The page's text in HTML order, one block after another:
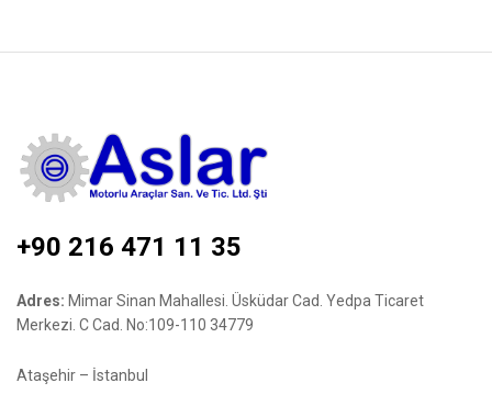
+90 216 471 11 35
Adres: Mimar Sinan Mahallesi. Üsküdar Cad. Yedpa Ticaret
Merkezi. C Cad. No:109-110 34779
Ataşehir – İstanbul